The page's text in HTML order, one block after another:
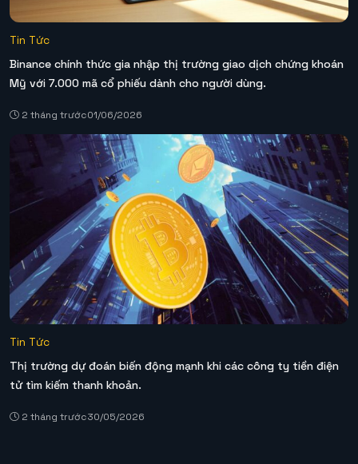
Tin Tức
Binance chính thức gia nhập thị trường giao dịch chứng khoán
Mỹ với 7.000 mã cổ phiếu dành cho người dùng.
2 tháng trước01/06/2026
Tin Tức
Thị trường dự đoán biến động mạnh khi các công ty tiền điện
tử tìm kiếm thanh khoản.
2 tháng trước30/05/2026